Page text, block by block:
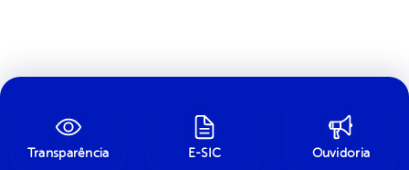
Transparência E-SIC Ouvidoria